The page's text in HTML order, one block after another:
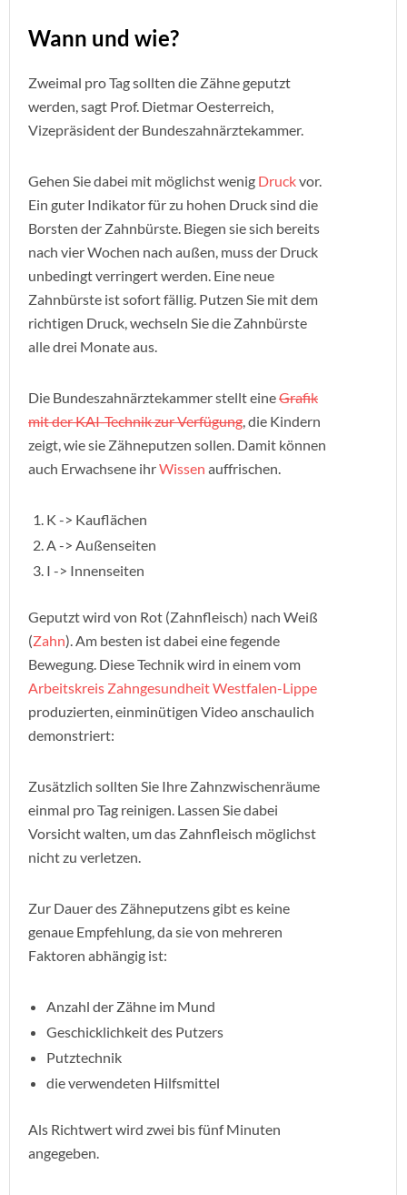
Wann und wie?
Zweimal pro Tag sollten die Zähne geputzt
werden, sagt Prof. Dietmar Oesterreich,
Vizepräsident der Bundeszahnärztekammer.
Gehen Sie dabei mit möglichst wenig Druckvor.
Ein guter Indikator für zu hohen Druck sind die
Borsten der Zahnbürste. Biegen sie sich bereits
nach vier Wochen nach außen, muss der Druck
unbedingt verringert werden. Eine neue
Zahnbürste ist sofort fällig. Putzen Sie mit dem
richtigen Druck, wechseln Sie die Zahnbürste
alle drei Monate aus.
Die Bundeszahnärztekammer stellt eineGrafik
mit der KAI-Technik zur Verfügung , die Kindern
zeigt, wie sie Zähneputzen sollen. Damit können
auch Erwachsene ihrWissen auffrischen.
K -> Kauflächen
A -> Außenseiten
I -> Innenseiten
Geputzt wird von Rot (Zahnfleisch) nach Weiß
(Zahn). Am besten ist dabei eine fegende
Bewegung. Diese Technik wird in einem vom
Arbeitskreis Zahngesundheit Westfalen-Lippe
produzierten, einminütigen Video anschaulich
demonstriert:
Zusätzlich sollten Sie Ihre Zahnzwischenräume
einmal pro Tag reinigen. Lassen Sie dabei
Vorsicht walten, um das Zahnfleisch möglichst
nicht zu verletzen.
Zur Dauer des Zähneputzens gibt es keine
genaue Empfehlung, da sie von mehreren
Faktoren abhängig ist:
Anzahl der Zähne im Mund
Geschicklichkeit des Putzers
Putztechnik
die verwendeten Hilfsmittel
Als Richtwert wird zwei bis fünf Minuten
angegeben.